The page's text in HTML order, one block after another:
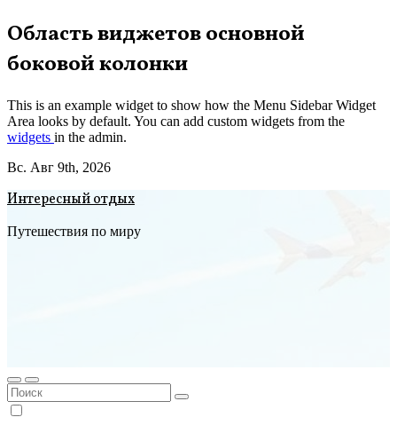
Перейти
к
содержимому
Область виджетов основной
боковой колонки
This is an example widget to show how the Menu Sidebar Widget
Area looks by default. You can add custom widgets from the
widgets in the admin.
Вс. Авг 9th, 2026
Интересный отдых
Путешествия по миру